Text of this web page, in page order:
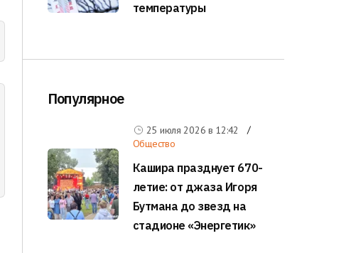
температуры
Популярное
25 июля 2026 в 12:42
Общество
Кашира празднует 670-
летие: от джаза Игоря
Бутмана до звезд на
стадионе «Энергетик»